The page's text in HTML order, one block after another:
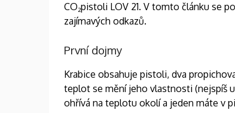
CO2pistoli LOV 21. V tomto článku se
zajímavých odkazů.
První dojmy
Krabice obsahuje pistoli, dva
teplot se mění jeho vlastnosti (nejspíš
ohřívá na teplotu okolí a jeden máte v